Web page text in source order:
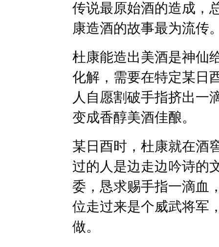
传说最原始酒的造成，
康造酒的故事最为流传
杜康能造出美酒是神仙
化解，需要在特定某日
人自愿割破手指挤出一
变成香醇美酒佳酿。
某日酉时，杜康就在酒
过的人是边走边吟诗的
委，恳求赐手指一滴血
位走过来是个威武将军
做。